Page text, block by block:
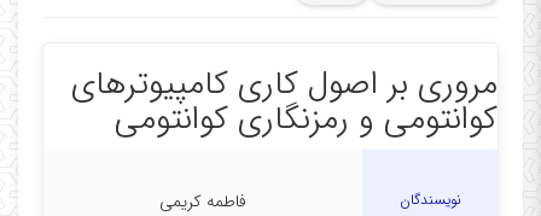
مروری بر اصول کاری کامپیوترهای
کوانتومی و رمزنگاری کوانتومی
نویسندگان فاطمه کریمی